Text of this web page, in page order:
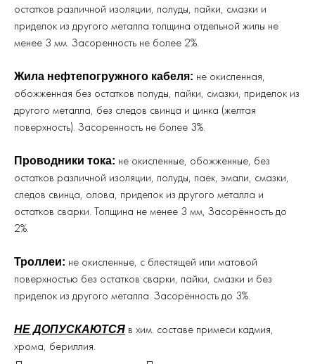
остатков различной изоляции, полуды, пайки, смазки и
приделок из другого металла толщина отдельной жилы не
менее 3 мм. Засоренность не более 2%.
Жила нефтепогружного кабеля: не окисленная,
обожженная без остатков полуды, пайки, смазки, приделок из
другого металла, без следов свинца и цинка (желтая
поверхность). Засоренность не более 3%.
Проводники тока: не окисленные, обожженные, без
остатков различной изоляции, полуды, паек, эмали, смазки,
следов свинца, олова, приделок из другого металла и
остатков сварки. Толщина не менее 3 мм, Засорённость до
2%.
Троллеи: не окисленные, с блестящей или матовой
поверхностью без остатков сварки, пайки, смазки и без
приделок из другого металла. Засорённость до 3%.
НЕ ДОПУСКАЮТСЯ в хим. составе примеси кадмия,
хрома, бериллия.